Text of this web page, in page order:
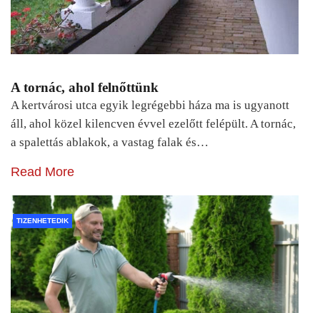
A tornác, ahol felnőttünk
A kertvárosi utca egyik legrégebbi háza ma is ugyanott
áll, ahol közel kilencven évvel ezelőtt felépült. A tornác,
a spalettás ablakok, a vastag falak és…
Read More
TIZENHETEDIK